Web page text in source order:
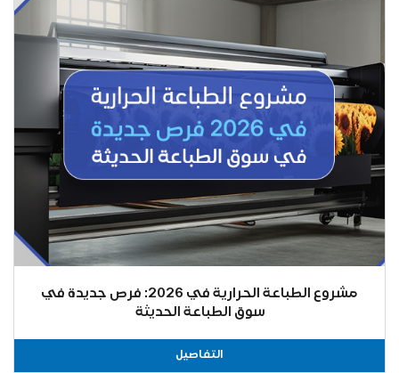
مشروع الطباعة الحرارية في 2026: فرص جديدة في
سوق الطباعة الحديثة
التفاصيل